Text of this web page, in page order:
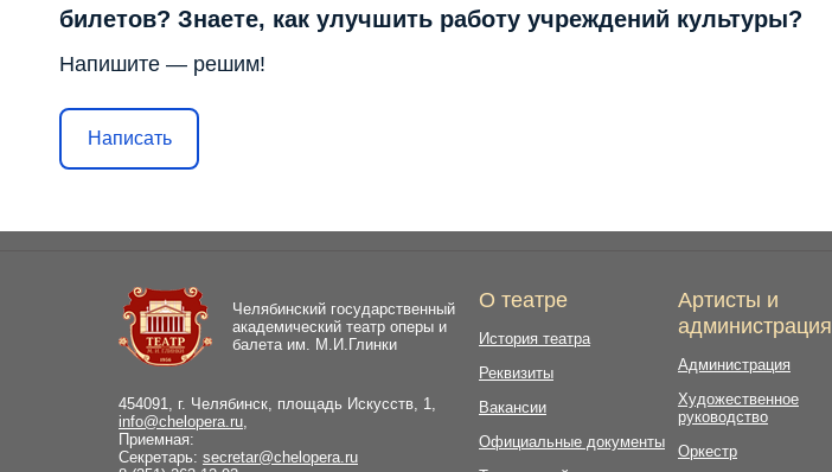
билетов? Знаете, как улучшить работу учреждений культуры?
Напишите — решим!
Написать
Челябинский государственный
академический театр оперы и
балета им. М.И.Глинки
454091, г. Челябинск, площадь Искусств, 1,
info@chelopera.ru
Приемная:
Секретарь: secretar@chelopera.ru
О театре
История театра
Реквизиты
Вакансии
Официальные документы
Артисты и
администрация
Администрация
Художественное
руководство
Оркестр